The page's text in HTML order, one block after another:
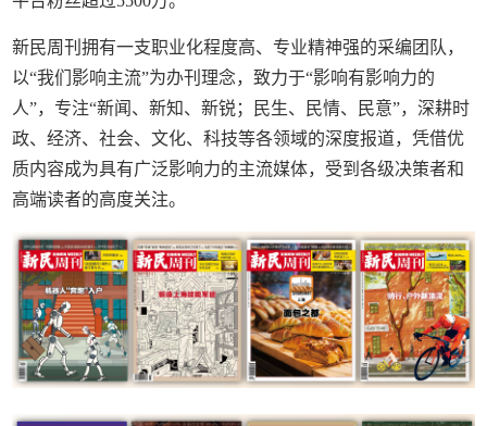
新民周刊拥有一支职业化程度高、专业精神强的采编团队，
以“我们影响主流”为办刊理念，致力于“影响有影响力的
人”，专注“新闻、新知、新锐；民生、民情、民意”，深耕时
政、经济、社会、文化、科技等各领域的深度报道，凭借优
质内容成为具有广泛影响力的主流媒体，受到各级决策者和
高端读者的高度关注。